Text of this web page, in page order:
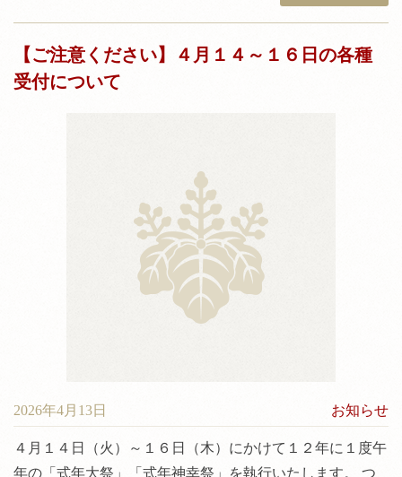
【ご注意ください】４月１４～１６日の各種
受付について
2026年4月13日 お知らせ
４月１４日（火）～１６日（木）にかけて１２年に１度午
年の「式年大祭」「式年神幸祭」を執行いたします。 つ